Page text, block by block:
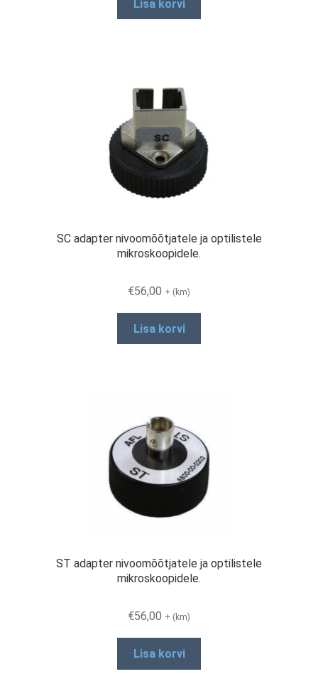
Lisa korvi
SC adapter nivoomõõtjatele ja optilistele
mikroskoopidele.
€56,00 + (km)
Lisa korvi
ST adapter nivoomõõtjatele ja optilistele
mikroskoopidele.
€56,00 + (km)
Lisa korvi